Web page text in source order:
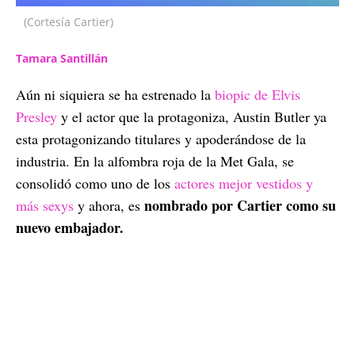
(Cortesía Cartier)
Tamara Santillán
Aún ni siquiera se ha estrenado la biopic de Elvis
Presley y el actor que la protagoniza, Austin Butler ya
esta protagonizando titulares y apoderándose de la
industria. En la alfombra roja de la Met Gala, se
consolidó como uno de los actores mejor vestidos y
más sexys y ahora, es nombrado por Cartier como su
nuevo embajador.